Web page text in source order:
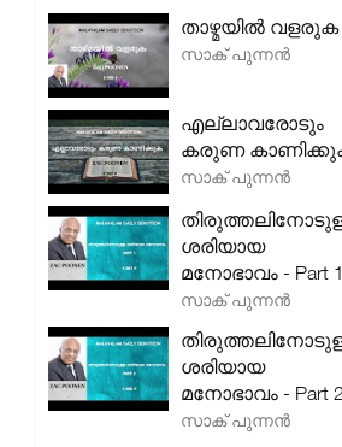
താഴ്മയിൽ വളരുക
സാക് പുന്നൻ
എല്ലാവരോടും
കരുണ
സാക് പുന്നൻ
ശരിയായ
മനോഭാവം - Part 1
സാക് പുന്നൻ
ശരിയായ
മനോഭാവം - Part 2
സാക് പുന്നൻ